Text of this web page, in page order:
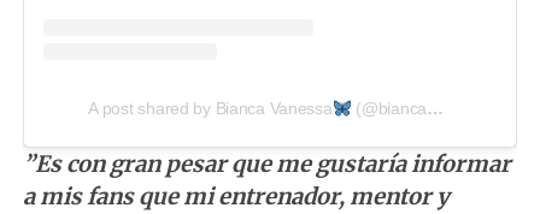
A post shared by Bianca Vanessa (@biancaandreescu_)
”Es con gran pesar que me gustaría informar
a mis fans que mi entrenador, mentor y